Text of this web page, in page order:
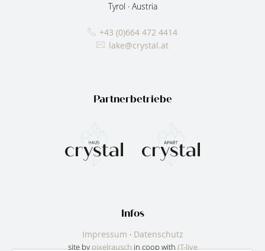
Tyrol · Austria
+43 (0)664 472 4414
lake@crystal.at
Partnerbetriebe
Infos
Impressum · Datenschutz
site by pixelrausch in coop with IT-live